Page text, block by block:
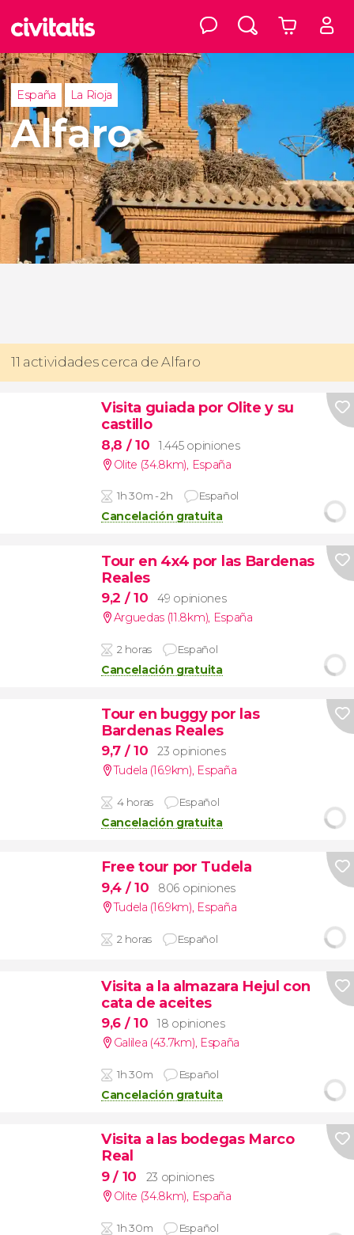
España La Rioja
Alfaro
11 actividades cerca de Alfaro
Visita guiada por Olite y su
castillo
8,8 / 10
1.445 opiniones
Olite (34.8km) España
1h 30m - 2h Español
Cancelación gratuita
Tour en 4x4 por las Bardenas
Reales
9,2 / 10
49 opiniones
Arguedas (11.8km), España
2 horas Español
Cancelación gratuita
Tour en buggy por las
Bardenas Reales
9,7 / 10
23 opiniones
Tudela (16.9km), España
4 horas Español
Cancelación gratuita
Free tour por Tudela
9,4 / 10
806 opiniones
Tudela (16.9km), España
2 horas Español
Visita a la almazara Hejul con
cata de aceites
9,6 / 10
18 opiniones
Galilea (43.7km), España
1h 30m Español
Cancelación gratuita
Visita a las bodegas Marco
Real
9/ 10
23 opiniones
Olite (34.8km), España
1h 30m Español